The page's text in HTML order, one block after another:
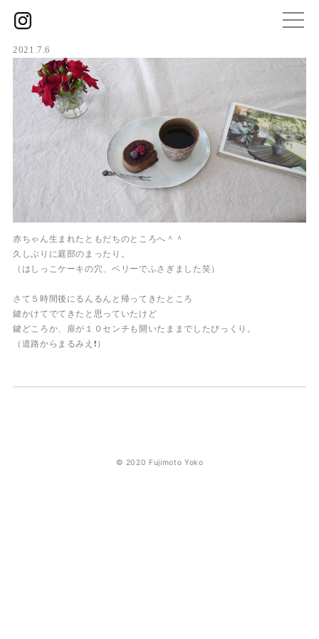
2021.7.6
赤ちゃん生まれたともだちのところへ＾＾
久しぶりに庭部のまったり。
（はしっこケーキの穴、ベリーでふさぎました笑）
さて５時間後にるんるんと帰ってきたところ
鍵かけてでてきたと思っていたけど
鍵どころか、扉が１０センチも開いたままでしたびっくり。
（道路からまるみえ❗️）
© 2020 Fujimoto Yoko